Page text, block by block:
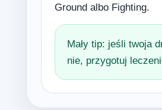
Ground albo Fighting.
Mały tip: jeśli twoja
nie, przygotuj